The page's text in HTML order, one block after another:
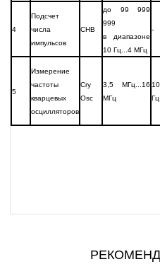
4
Подсчет
числа
импульсов
CHB
до 99 999
999
в диапазоне
10 Гц...4 МГц
-
5
Измерение
частоты
кварцевых
осцилляторов
Cry
Osc
3,5 МГц...16
МГц
10
Гц